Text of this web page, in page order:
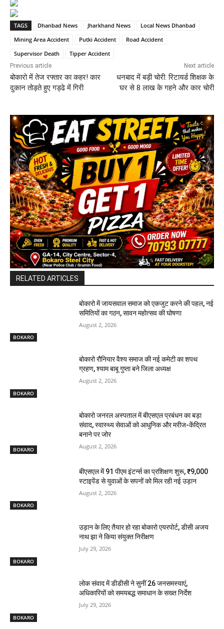
TAGS Dhanbad News Jharkhand News
Local News Dhanbad
Mining Area Accident
Putki Accident
Road Accident
Supervisor Death
Tipper Accident
Previous article
बोकारो में तेज रफ्तार का कहर! कार
दुकान तोड़ते हुए गड्ढे में गिरी
Next article
धनबाद में बड़ी चोरी: रिटायर्ड शिक्षक के
घर से 8 लाख के गहने और कार चोरी
RELATED ARTICLES
BOKARO
बोकारो में जायसवाल समाज को एकजुट करने की पहल, नई
समितियों का गठन, सावन महोत्सव की घोषणा
August 2, 2026
BOKARO
बोकारो रौनियार वैश्य समाज की नई कमेटी का शपथ
ग्रहण, श्याम बाबू गुप्ता बने जिला अध्यक्ष
August 2, 2026
BOKARO
बोकारो जनरल अस्पताल में बीएसएल प्रबंधन का बड़ा
संवाद, स्वास्थ्य सेवाओं को आधुनिक और मरीज-केंद्रित
बनाने पर जोर
August 2, 2026
BOKARO
बीएसएल में 91 पीएम इंटर्न्स का प्रशिक्षण शुरू, ₹9,000
स्टाइपेंड से युवाओं के सपनों को मिल रही नई उड़ान
August 2, 2026
BOKARO
उड़ान के लिए तैयार हो रहा बोकारो एयरपोर्ट, डीसी अजय
नाथ झा ने किया संयुक्त निरीक्षण
July 29, 2026
BOKARO
लोक संवाद में डीडीसी ने सुनीं 26 जनसमस्याएं,
अधिकारियों को समयबद्ध समाधान के सख्त निर्देश
July 29, 2026